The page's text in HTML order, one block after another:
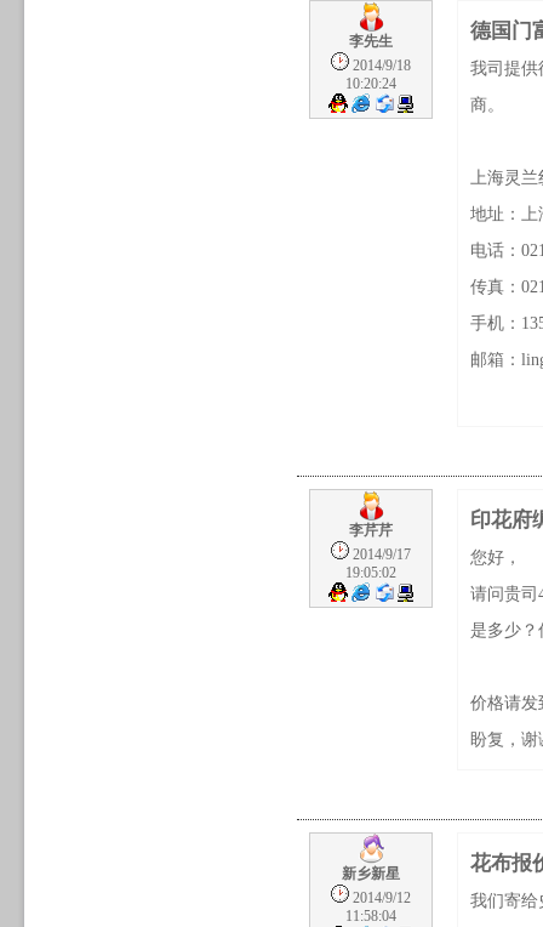
李先生
2014/9/18
10:20:24
德国门
我司提供
商。
上海灵
地址：上
电话：
传真：
手机：
邮箱：
李芹芹
2014/9/17
19:05:02
印花府
您好，
请问贵司
是多少？
价格请发
盼复，谢
新乡新星
2014/9/12
11:58:04
花布报
我们寄给